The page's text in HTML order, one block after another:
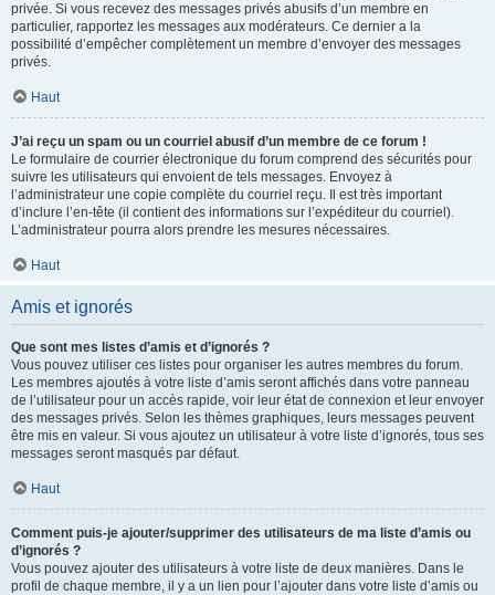
privée. Si vous recevez des messages privés abusifs d’un membre en
particulier, rapportez les messages aux modérateurs. Ce dernier a la
possibilité d’empêcher complètement un membre d’envoyer des messages
privés.
Haut
J’ai reçu un spam ou un courriel abusif d’un membre de ce forum !
Le formulaire de courrier électronique du forum comprend des sécurités pour
suivre les utilisateurs qui envoient de tels messages. Envoyez à
l’administrateur une copie complète du courriel reçu. Il est très important
d’inclure l’en-tête (il contient des informations sur l’expéditeur du courriel).
L’administrateur pourra alors prendre les mesures nécessaires.
Haut
Amis et ignorés
Que sont mes listes d’amis et d’ignorés ?
Vous pouvez utiliser ces listes pour organiser les autres membres du forum.
Les membres ajoutés à votre liste d’amis seront affichés dans votre panneau
de l’utilisateur pour un accès rapide, voir leur état de connexion et leur envoyer
des messages privés. Selon les thèmes graphiques, leurs messages peuvent
être mis en valeur. Si vous ajoutez un utilisateur à votre liste d’ignorés, tous ses
messages seront masqués par défaut.
Haut
Comment puis-je ajouter/supprimer des utilisateurs de ma liste d’amis ou
d’ignorés ?
Vous pouvez ajouter des utilisateurs à votre liste de deux manières. Dans le
profil de chaque membre, il y a un lien pour l’ajouter dans votre liste d’amis ou